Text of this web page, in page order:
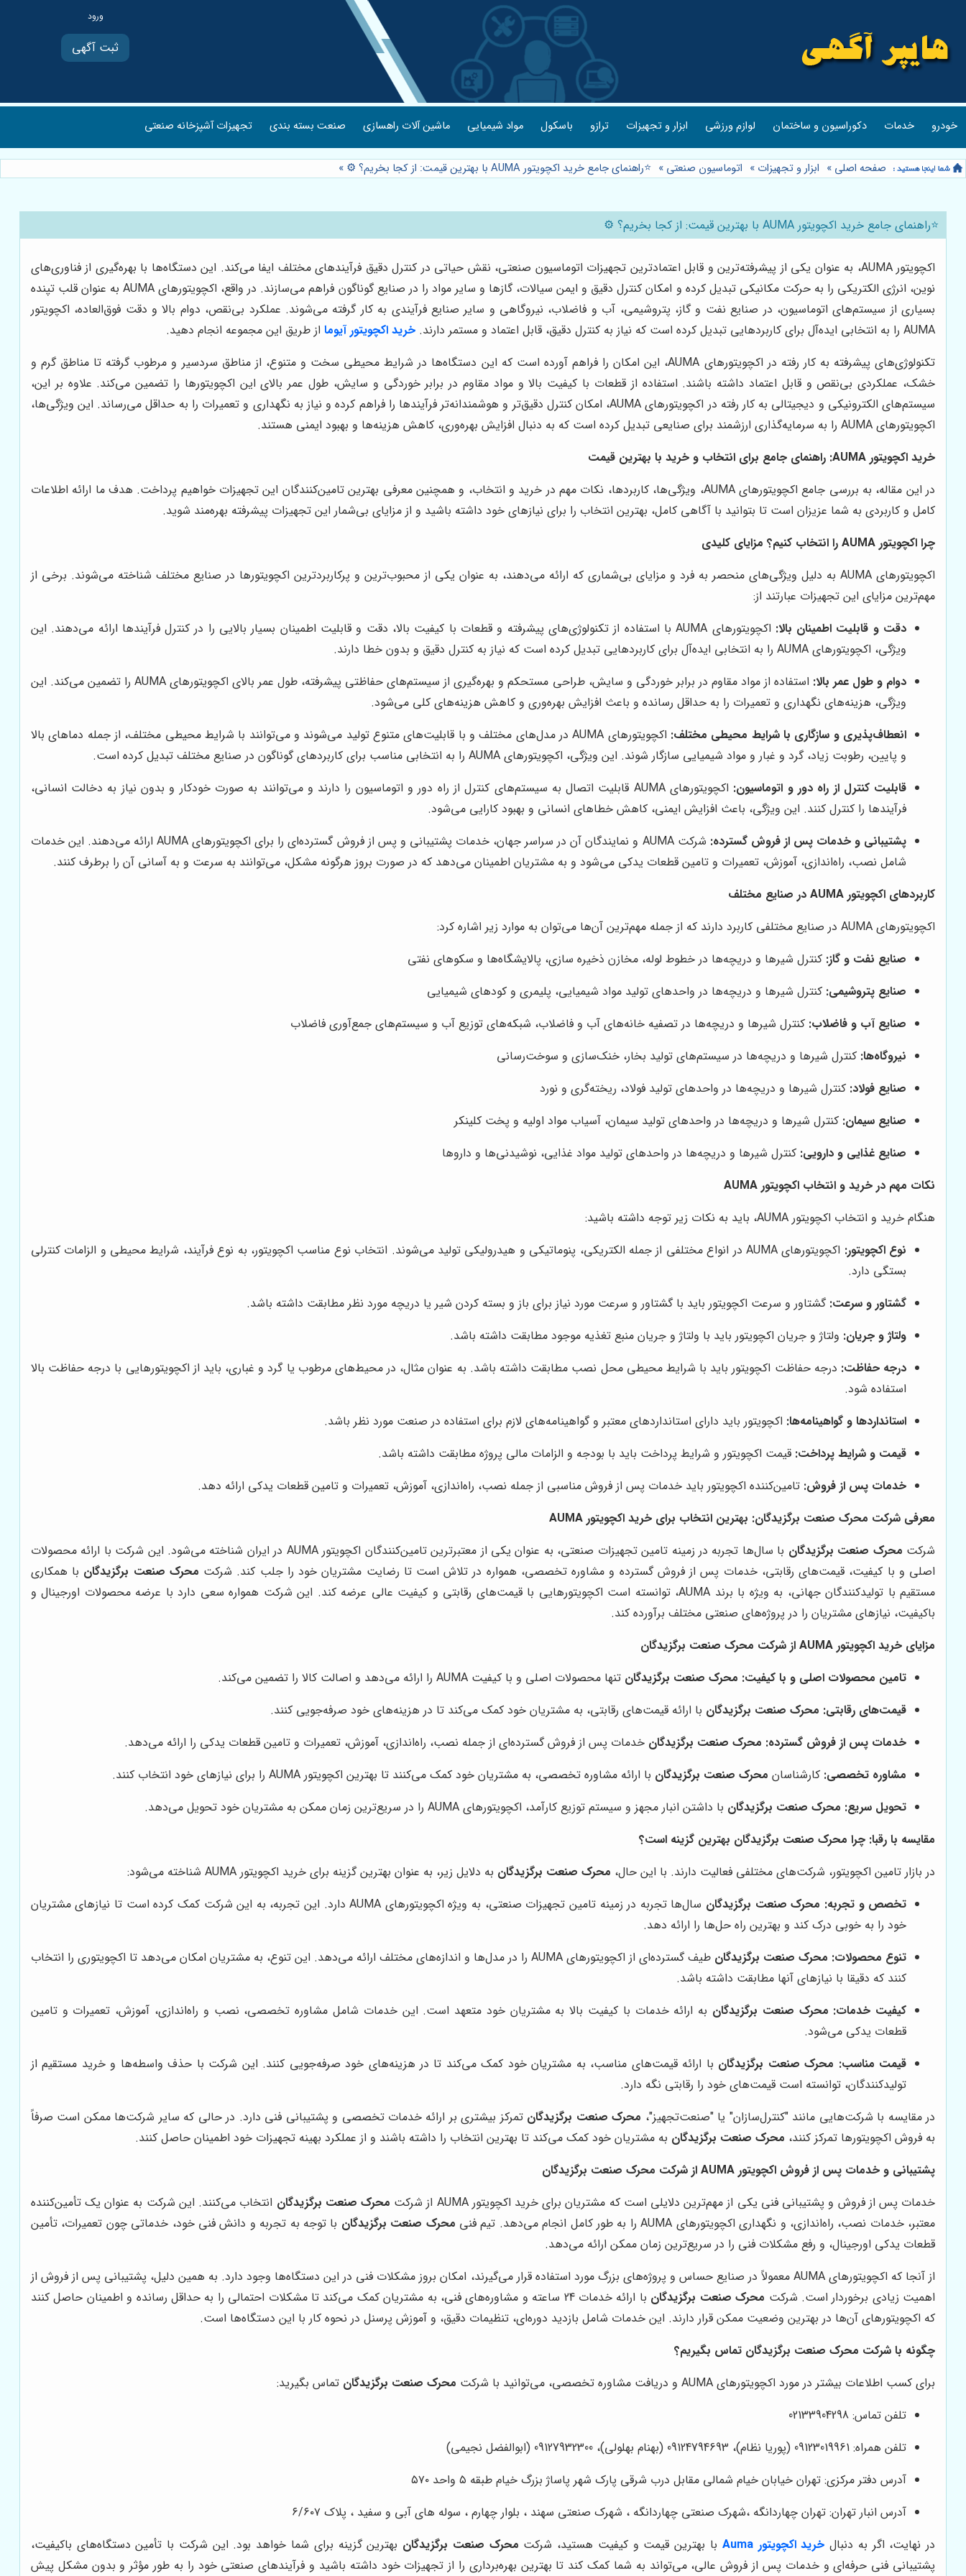
ثبت آگهی
خودرو خدمات دکوراسیون و ساختمان لوازم ورزشی ابزار و تجهیزات ترازو باسکول مواد شیمیایی ماشین آلات راهسازی صنعت بسته بندی تجهیزات آشپزخانه صنعتی
صفحه اصلی » ابزار و تجهیزات » اتوماسیون صنعتی » ⭐️راهنمای جامع خرید اکچویتور AUMA با بهترین قیمت: از کجا بخریم؟ ⚙️ »
⭐️راهنمای جامع خرید اکچویتور AUMA با بهترین قیمت: از کجا بخریم؟ ⚙️
اکچویتور AUMA، به عنوان یکی از پیشرفته‌ترین و قابل اعتمادترین تجهیزات اتوماسیون صنعتی، نقش حیاتی در کنترل دقیق فرآیندهای مختلف ایفا می‌کند. این دستگاه‌ها با بهره‌گیری از فناوری‌های
نوین، انرژی الکتریکی را به حرکت مکانیکی تبدیل کرده و امکان کنترل دقیق و ایمن سیالات، گازها و سایر مواد را در صنایع گوناگون فراهم می‌سازند. در واقع، اکچویتورهای AUMA به عنوان قلب تپنده
بسیاری از سیستم‌های اتوماسیون، در صنایع نفت و گاز، پتروشیمی، آب و فاضلاب، نیروگاهی و سایر صنایع فرآیندی به کار گرفته می‌شوند. عملکرد بی‌نقص، دوام بالا و دقت فوق‌العاده، اکچویتور
AUMA را به انتخابی ایده‌آل برای کاربردهایی تبدیل کرده است که نیاز به کنترل دقیق، قابل اعتماد و مستمر دارند.
خرید اکچویتور آیومااز طریق این مجموعه انجام دهید.
تکنولوژی‌های پیشرفته به کار رفته در اکچویتورهای AUMA، این امکان را فراهم آورده است که این دستگاه‌ها در شرایط محیطی سخت و متنوع، از مناطق سردسیر و مرطوب گرفته تا مناطق گرم و
خشک، عملکردی بی‌نقص و قابل اعتماد داشته باشند. استفاده از قطعات با کیفیت بالا و مواد مقاوم در برابر خوردگی و سایش، طول عمر بالای این اکچویتورها را تضمین می‌کند. علاوه بر این،
سیستم‌های الکترونیکی و دیجیتالی به کار رفته در اکچویتورهای AUMA، امکان کنترل دقیق‌تر و هوشمندانه‌تر فرآیندها را فراهم کرده و نیاز به نگهداری و تعمیرات را به حداقل می‌رساند. این ویژگی‌ها،
اکچویتورهای AUMA را به سرمایه‌گذاری ارزشمند برای صنایعی تبدیل کرده است که به دنبال افزایش بهره‌وری، کاهش هزینه‌ها و بهبود ایمنی هستند.
خرید اکچویتور AUMA: راهنمای جامع برای انتخاب و خرید با بهترین قیمت
در این مقاله، به بررسی جامع اکچویتورهای AUMA، ویژگی‌ها، کاربردها، نکات مهم در خرید و انتخاب، و همچنین معرفی بهترین تامین‌کنندگان این تجهیزات خواهیم پرداخت. هدف ما ارائه اطلاعات
کامل و کاربردی به شما عزیزان است تا بتوانید با آگاهی کامل، بهترین انتخاب را برای نیازهای خود داشته باشید و از مزایای بی‌شمار این تجهیزات پیشرفته بهره‌مند شوید.
چرا اکچویتور AUMA را انتخاب کنیم؟ مزایای کلیدی
اکچویتورهای AUMA به دلیل ویژگی‌های منحصر به فرد و مزایای بی‌شماری که ارائه می‌دهند، به عنوان یکی از محبوب‌ترین و پرکاربردترین اکچویتورها در صنایع مختلف شناخته می‌شوند. برخی از
مهم‌ترین مزایای این تجهیزات عبارتند از:
دقت و قابلیت اطمینان بالا:
اکچویتورهای AUMA با استفاده از تکنولوژی‌های پیشرفته و قطعات با کیفیت بالا، دقت و قابلیت اطمینان بسیار بالایی را در کنترل فرآیندها ارائه می‌دهند. این
ویژگی، اکچویتورهای AUMA را به انتخابی ایده‌آل برای کاربردهایی تبدیل کرده است که نیاز به کنترل دقیق و بدون خطا دارند.
دوام و طول عمر بالا:
استفاده از مواد مقاوم در برابر خوردگی و سایش، طراحی مستحکم و بهره‌گیری از سیستم‌های حفاظتی پیشرفته، طول عمر بالای اکچویتورهای AUMA را تضمین می‌کند. این
ویژگی، هزینه‌های نگهداری و تعمیرات را به حداقل رسانده و باعث افزایش بهره‌وری و کاهش هزینه‌های کلی می‌شود.
انعطاف‌پذیری و سازگاری با شرایط محیطی مختلف:
اکچویتورهای AUMA در مدل‌های مختلف و با قابلیت‌های متنوع تولید می‌شوند و می‌توانند با شرایط محیطی مختلف، از جمله دماهای بالا
و پایین، رطوبت زیاد، گرد و غبار و مواد شیمیایی سازگار شوند. این ویژگی، اکچویتورهای AUMA را به انتخابی مناسب برای کاربردهای گوناگون در صنایع مختلف تبدیل کرده است.
قابلیت کنترل از راه دور و اتوماسیون:
اکچویتورهای AUMA قابلیت اتصال به سیستم‌های کنترل از راه دور و اتوماسیون را دارند و می‌توانند به صورت خودکار و بدون نیاز به دخالت انسانی،
فرآیندها را کنترل کنند. این ویژگی، باعث افزایش ایمنی، کاهش خطاهای انسانی و بهبود کارایی می‌شود.
پشتیبانی و خدمات پس از فروش گسترده:
شرکت AUMA و نمایندگان آن در سراسر جهان، خدمات پشتیبانی و پس از فروش گسترده‌ای را برای اکچویتورهای AUMA ارائه می‌دهند. این خدمات
شامل نصب، راه‌اندازی، آموزش، تعمیرات و تامین قطعات یدکی می‌شود و به مشتریان اطمینان می‌دهد که در صورت بروز هرگونه مشکل، می‌توانند به سرعت و به آسانی آن را برطرف کنند.
کاربردهای اکچویتور AUMA در صنایع مختلف
اکچویتورهای AUMA در صنایع مختلفی کاربرد دارند که از جمله مهم‌ترین آن‌ها می‌توان به موارد زیر اشاره کرد:
صنایع نفت و گاز: کنترل شیرها و دریچه‌ها در خطوط لوله، مخازن ذخیره سازی، پالایشگاه‌ها و سکوهای نفتی
صنایع پتروشیمی: کنترل شیرها و دریچه‌ها در واحدهای تولید مواد شیمیایی، پلیمری و کودهای شیمیایی
صنایع آب و فاضلاب: کنترل شیرها و دریچه‌ها در تصفیه خانه‌های آب و فاضلاب، شبکه‌های توزیع آب و سیستم‌های جمع‌آوری فاضلاب
نیروگاه‌ها: کنترل شیرها و دریچه‌ها در سیستم‌های تولید بخار، خنک‌سازی و سوخت‌رسانی
صنایع فولاد: کنترل شیرها و دریچه‌ها در واحدهای تولید فولاد، ریخته‌گری و نورد
صنایع سیمان: کنترل شیرها و دریچه‌ها در واحدهای تولید سیمان، آسیاب مواد اولیه و پخت کلینکر
صنایع غذایی و دارویی: کنترل شیرها و دریچه‌ها در واحدهای تولید مواد غذایی، نوشیدنی‌ها و داروها
نکات مهم در خرید و انتخاب اکچویتور AUMA
هنگام خرید و انتخاب اکچویتور AUMA، باید به نکات زیر توجه داشته باشید:
نوع اکچویتور:
اکچویتورهای AUMA در انواع مختلفی از جمله الکتریکی، پنوماتیکی و هیدرولیکی تولید می‌شوند. انتخاب نوع مناسب اکچویتور، به نوع فرآیند، شرایط محیطی و الزامات کنترلی
بستگی دارد.
گشتاور و سرعت: گشتاور و سرعت اکچویتور باید با گشتاور و سرعت مورد نیاز برای باز و بسته کردن شیر یا دریچه مورد نظر مطابقت داشته باشد.
ولتاژ و جریان: ولتاژ و جریان اکچویتور باید با ولتاژ و جریان منبع تغذیه موجود مطابقت داشته باشد.
درجه حفاظت: درجه حفاظت اکچویتور باید با شرایط محیطی محل نصب مطابقت داشته باشد. به عنوان مثال، در محیط‌های مرطوب یا گرد و غباری، باید از اکچویتورهایی با درجه حفاظت بالا
استفاده شود.
استانداردها و گواهینامه‌ها: اکچویتور باید دارای استانداردهای معتبر و گواهینامه‌های لازم برای استفاده در صنعت مورد نظر باشد.
قیمت و شرایط پرداخت: قیمت اکچویتور و شرایط پرداخت باید با بودجه و الزامات مالی پروژه مطابقت داشته باشد.
خدمات پس از فروش: تامین‌کننده اکچویتور باید خدمات پس از فروش مناسبی از جمله نصب، راه‌اندازی، آموزش، تعمیرات و تامین قطعات یدکی ارائه دهد.
معرفی شرکت محرک صنعت برگزیدگان: بهترین انتخاب برای خرید اکچویتور AUMA
شرکت محرک صنعت برگزیدگان
با سال‌ها تجربه در زمینه تامین تجهیزات صنعتی، به عنوان یکی از معتبرترین تامین‌کنندگان اکچویتور AUMA در ایران شناخته می‌شود. این شرکت با ارائه محصولات
اصلی و با کیفیت، قیمت‌های رقابتی، خدمات پس از فروش گسترده و مشاوره تخصصی، همواره در تلاش است تا رضایت مشتریان خود را جلب کند. شرکت محرک صنعت برگزیدگان با همکاری
مستقیم با تولیدکنندگان جهانی، به ویژه با برند AUMA، توانسته است اکچویتورهایی با قیمت‌های رقابتی و کیفیت عالی عرضه کند. این شرکت همواره سعی دارد با عرضه محصولات اورجینال و
باکیفیت، نیازهای مشتریان را در پروژه‌های صنعتی مختلف برآورده کند.
مزایای خرید اکچویتور AUMA از شرکت محرک صنعت برگزیدگان
تامین محصولات اصلی و با کیفیت: محرک صنعت برگزیدگان تنها محصولات اصلی و با کیفیت AUMA را ارائه می‌دهد و اصالت کالا را تضمین می‌کند.
قیمت‌های رقابتی: محرک صنعت برگزیدگان با ارائه قیمت‌های رقابتی، به مشتریان خود کمک می‌کند تا در هزینه‌های خود صرفه‌جویی کنند.
خدمات پس از فروش گسترده: محرک صنعت برگزیدگان خدمات پس از فروش گسترده‌ای از جمله نصب، راه‌اندازی، آموزش، تعمیرات و تامین قطعات یدکی را ارائه می‌دهد.
مشاوره تخصصی: کارشناسان محرک صنعت برگزیدگان با ارائه مشاوره تخصصی، به مشتریان خود کمک می‌کنند تا بهترین اکچویتور AUMA را برای نیازهای خود انتخاب کنند.
تحویل سریع: محرک صنعت برگزیدگان با داشتن انبار مجهز و سیستم توزیع کارآمد، اکچویتورهای AUMA را در سریع‌ترین زمان ممکن به مشتریان خود تحویل می‌دهد.
مقایسه با رقبا: چرا محرک صنعت برگزیدگان بهترین گزینه است؟
در بازار تامین اکچویتور، شرکت‌های مختلفی فعالیت دارند. با این حال، محرک صنعت برگزیدگان به دلایل زیر، به عنوان بهترین گزینه برای خرید اکچویتور AUMA شناخته می‌شود:
تخصص و تجربه: محرک صنعت برگزیدگان
سال‌ها تجربه در زمینه تامین تجهیزات صنعتی، به ویژه اکچویتورهای AUMA دارد. این تجربه، به این شرکت کمک کرده است تا نیازهای مشتریان
خود را به خوبی درک کند و بهترین راه حل‌ها را ارائه دهد.
تنوع محصولات: محرک صنعت برگزیدگان
طیف گسترده‌ای از اکچویتورهای AUMA را در مدل‌ها و اندازه‌های مختلف ارائه می‌دهد. این تنوع، به مشتریان امکان می‌دهد تا اکچویتوری را انتخاب
کنند که دقیقا با نیازهای آنها مطابقت داشته باشد.
کیفیت خدمات: محرک صنعت برگزیدگان به ارائه خدمات با کیفیت بالا به مشتریان خود متعهد است. این خدمات شامل مشاوره تخصصی، نصب و راه‌اندازی، آموزش، تعمیرات و تامین
قطعات یدکی می‌شود.
قیمت مناسب: محرک صنعت برگزیدگان با ارائه قیمت‌های مناسب، به مشتریان خود کمک می‌کند تا در هزینه‌های خود صرفه‌جویی کنند. این شرکت با حذف واسطه‌ها و خرید مستقیم از
تولیدکنندگان، توانسته است قیمت‌های خود را رقابتی نگه دارد.
در مقایسه با شرکت‌هایی مانند "کنترل‌سازان" یا "صنعت‌تجهیز"، محرک صنعت برگزیدگان تمرکز بیشتری بر ارائه خدمات تخصصی و پشتیبانی فنی دارد. در حالی که سایر شرکت‌ها ممکن است صرفاً
به فروش اکچویتورها تمرکز کنند، محرک صنعت برگزیدگان به مشتریان خود کمک می‌کند تا بهترین انتخاب را داشته باشند و از عملکرد بهینه تجهیزات خود اطمینان حاصل کنند.
پشتیبانی و خدمات پس از فروش اکچویتور AUMA از شرکت محرک صنعت برگزیدگان
خدمات پس از فروش و پشتیبانی فنی یکی از مهم‌ترین دلایلی است که مشتریان برای خرید اکچویتور AUMA از شرکت
محرک صنعت برگزیدگان انتخاب می‌کنند. این شرکت به عنوان یک تأمین‌کننده
معتبر، خدمات نصب، راه‌اندازی، و نگهداری اکچویتورهای AUMA را به طور کامل انجام می‌دهد. تیم فنی
محرک صنعت برگزیدگان با توجه به تجربه و دانش فنی خود، خدماتی چون تعمیرات، تأمین
قطعات یدکی اورجینال، و رفع مشکلات فنی را در سریع‌ترین زمان ممکن ارائه می‌دهد.
از آنجا که اکچویتورهای AUMA معمولاً در صنایع حساس و پروژه‌های بزرگ مورد استفاده قرار می‌گیرند، امکان بروز مشکلات فنی در این دستگاه‌ها وجود دارد. به همین دلیل، پشتیبانی پس از فروش از
اهمیت زیادی برخوردار است. شرکت محرک صنعت برگزیدگان
با ارائه خدمات 24 ساعته و مشاوره‌های فنی، به مشتریان کمک می‌کند تا مشکلات احتمالی را به حداقل رسانده و اطمینان حاصل کنند
که اکچویتورهای آن‌ها در بهترین وضعیت ممکن قرار دارند. این خدمات شامل بازدید دوره‌ای، تنظیمات دقیق، و آموزش پرسنل در نحوه کار با این دستگاه‌ها است.
چگونه با شرکت محرک صنعت برگزیدگان تماس بگیریم؟
برای کسب اطلاعات بیشتر در مورد اکچویتورهای AUMA و دریافت مشاوره تخصصی، می‌توانید با شرکت
محرک صنعت برگزیدگان تماس بگیرید:
تلفن تماس: 02133904298
تلفن همراه: 09123019961 (پوریا نظام)، 09124794693 (بهنام بهلولی)، 09127932300 (ابوالفضل نجیمی)
آدرس دفتر مرکزی: تهران خیابان خیام شمالی مقابل درب شرقی پارک شهر پاساژ بزرگ خیام طبقه ۵ واحد ۵۷۰
آدرس انبار تهران: تهران چهاردانگه ،شهرک صنعتی چهاردانگه ، شهرک صنعتی سهند ، بلوار چهارم ، سوله های آبی و سفید ، پلاک ۶/۶۰۷
در نهایت، اگر به دنبال خرید اکچویتور Auma با بهترین قیمت و کیفیت هستید، شرکت محرک صنعت برگزیدگان بهترین گزینه برای شما خواهد بود. این شرکت با تأمین دستگاه‌های باکیفیت،
پشتیبانی فنی حرفه‌ای و خدمات پس از فروش عالی، می‌تواند به شما کمک کند تا بهترین بهره‌برداری را از تجهیزات خود داشته باشید و فرآیندهای صنعتی خود را به طور مؤثر و بدون مشکل پیش